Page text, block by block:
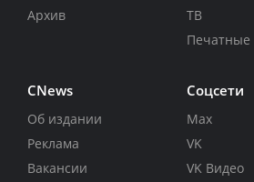
Архив
ТВ
Печатные
CNews
Об издании
Реклама
Вакансии
Соцсети
Max
VK
VK Видео